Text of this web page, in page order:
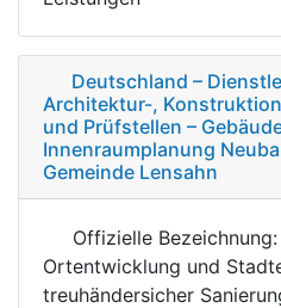
Deutschland –
Architektur-,
und Prüfstellen –
Innenraumplanung
Gemeinde Lensahn
Offizielle
Ortentwicklung und
treuhändersicher